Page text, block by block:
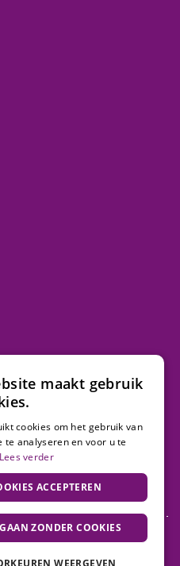
Volg ons:
maakt gebruik
cookies om het gebruik van
te analyseren en voor u te
Lees verder
ACCEPTEREN
ZONDER COOKIES
WEERGEVEN